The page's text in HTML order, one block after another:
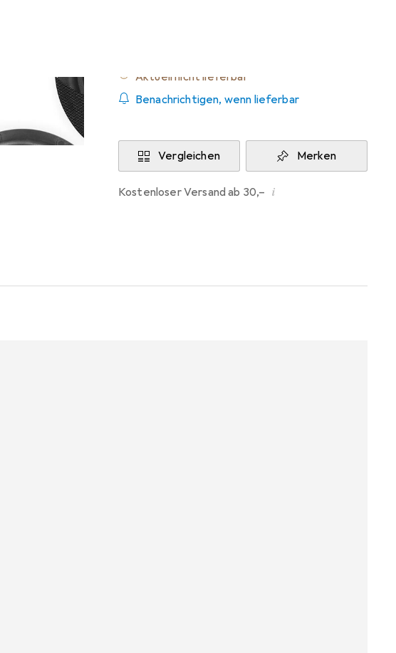
Aktuell nicht lieferbar
Benachrichtigen, wenn lieferbar
Vergleichen Merken
Kostenloser Versand ab 30,– i